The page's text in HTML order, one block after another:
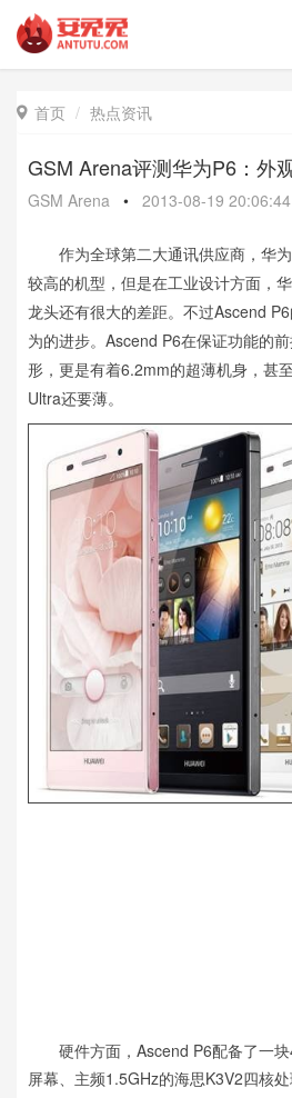
 首页 热点资讯
GSM Arena评测华为P6：外
GSM Arena • 2013-08-19 20:06:44
作为全球第二大通讯供应商，华为
较高的机型，但是在工业设计方面，
龙头还有很大的差距。不过Ascend
为的进步。Ascend P6在保证功能的
形，更是有着6.2mm的超薄机身，甚
Ultra还要薄。
硬件方面，Ascend P6配备了一块
屏幕、主频1.5GHz的海思K3V2四核